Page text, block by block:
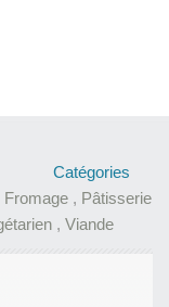
Catégories
Fromage, Pâtisserie
, Viande